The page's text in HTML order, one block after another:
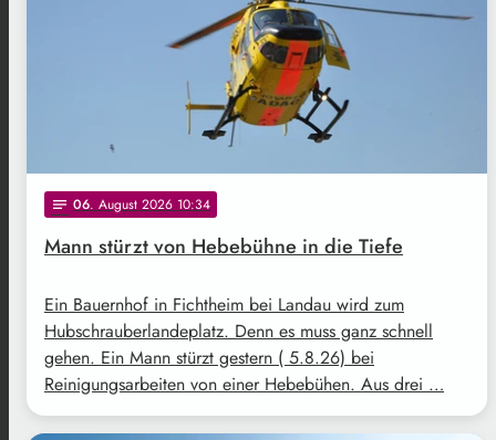
notes 06. August 2026 10:34
Mann stürzt von Hebebühne in die Tiefe
Ein Bauernhof in Fichtheim bei Landau wird zum
Hubschrauberlandeplatz. Denn es muss ganz schnell
gehen. Ein Mann stürzt gestern ( 5.8.26) bei
Reinigungsarbeiten von einer Hebebühen. Aus drei …